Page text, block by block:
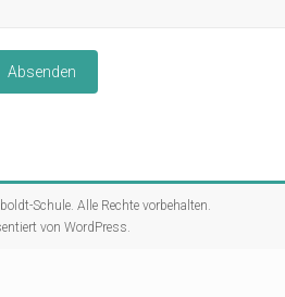
Schule. Alle Rechte vorbehalten.
von WordPress.